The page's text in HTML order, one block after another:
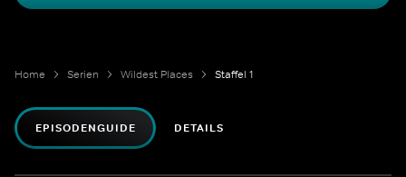
Home Serien Wildest Places Staffel 1
EPISODENGUIDE DETAILS